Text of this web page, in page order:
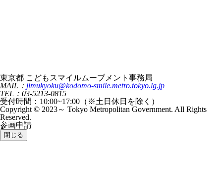
東京都 こどもスマイルムーブメント事務局
MAIL： jimukyoku@kodomo-smile.metro.tokyo.lg.jp
TEL：03-5213-0815
受付時間：10:00~17:00（※土日休日を除く）
Copyright © 2023～ Tokyo Metropolitan Government. All Rights
Reserved.
参画申請
閉じる